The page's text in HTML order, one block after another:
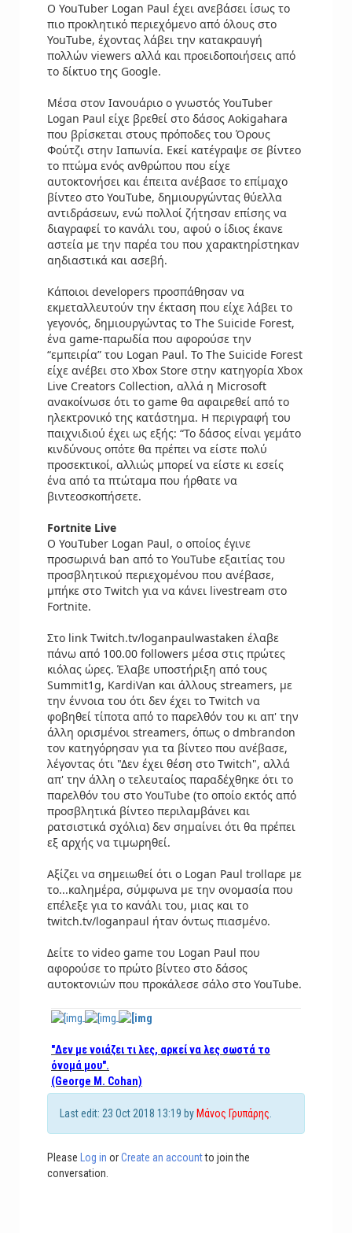
Ο YouTuber Logan Paul έχει ανεβάσει ίσως το
πιο προκλητικό περιεχόμενο από όλους στο
YouTube, έχοντας λάβει την κατακραυγή
πολλών viewers αλλά και προειδοποιήσεις από
το δίκτυο της Google.
Μέσα στον Ιανουάριο ο γνωστός YouTuber
Logan Paul είχε βρεθεί στο δάσος Aokigahara
που βρίσκεται στους πρόποδες του Όρους
Φούτζι στην Ιαπωνία. Εκεί κατέγραψε σε βίντεο
το πτώμα ενός ανθρώπου που είχε
αυτοκτονήσει και έπειτα ανέβασε το επίμαχο
βίντεο στο YouTube, δημιουργώντας θύελλα
αντιδράσεων, ενώ πολλοί ζήτησαν επίσης να
διαγραφεί το κανάλι του, αφού ο ίδιος έκανε
αστεία με την παρέα του που χαρακτηρίστηκαν
αηδιαστικά και ασεβή.
Κάποιοι developers προσπάθησαν να
εκμεταλλευτούν την έκταση που είχε λάβει το
γεγονός, δημιουργώντας το The Suicide Forest,
ένα game-παρωδία που αφορούσε την
“εμπειρία” του Logan Paul. Το The Suicide Forest
είχε ανέβει στο Xbox Store στην κατηγορία Xbox
Live Creators Collection, αλλά η Microsoft
ανακοίνωσε ότι το game θα αφαιρεθεί από το
ηλεκτρονικό της κατάστημα. Η περιγραφή του
παιχνιδιού έχει ως εξής: “Το δάσος είναι γεμάτο
κινδύνους οπότε θα πρέπει να είστε πολύ
προσεκτικοί, αλλιώς μπορεί να είστε κι εσείς
ένα από τα πτώταμα που ήρθατε να
βιντεοσκοπήσετε.
Fortnite Live
Ο YouTuber Logan Paul, ο οποίος έγινε
προσωρινά ban από το YouTube εξαιτίας του
προσβλητικού περιεχομένου που ανέβασε,
μπήκε στο Twitch για να κάνει livestream στο
Fortnite.
Στο link Twitch.tv/loganpaulwastaken έλαβε
πάνω από 100.00 followers μέσα στις πρώτες
κιόλας ώρες. Έλαβε υποστήριξη από τους
Summit1g, KardiVan και άλλους streamers, με
την έννοια του ότι δεν έχει το Twitch να
φοβηθεί τίποτα από το παρελθόν του κι απ' την
άλλη ορισμένοι streamers, όπως ο dmbrandon
τον κατηγόρησαν για τα βίντεο που ανέβασε,
λέγοντας ότι "Δεν έχει θέση στο Twitch", αλλά
απ' την άλλη ο τελευταίος παραδέχθηκε ότι το
παρελθόν του στο YouTube (το οποίο εκτός από
προσβλητικά βίντεο περιλαμβάνει και
ρατσιστικά σχόλια) δεν σημαίνει ότι θα πρέπει
εξ αρχής να τιμωρηθεί.
Αξίζει να σημειωθεί ότι ο Logan Paul trollαρε με
το...καλημέρα, σύμφωνα με την ονομασία που
επέλεξε για το κανάλι του, μιας και το
twitch.tv/loganpaul ήταν όντως πιασμένο.
Δείτε το video game του Logan Paul που
αφορούσε το πρώτο βίντεο στο δάσος
αυτοκτονιών που προκάλεσε σάλο στο YouTube.
"Δεν με νοιάζει τι λες, αρκεί να λες σωστά το
όνομά μου".
(George M. Cohan)
Last edit: 23 Oct 2018 13:19 byΜάνος Γρυπάρης
Please Log in orCreate an accountto join the
conversation.